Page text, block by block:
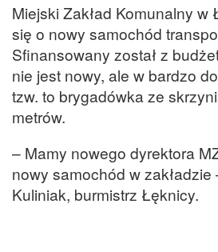
Miejski Zakład Komunalny w
się o nowy samochód
Sfinansowany został z
nie jest nowy, ale w bardzo
tzw. to brygadówka ze
metrów.
– Mamy nowego dyrektora
nowy samochód w zakładzie
Kuliniak, burmistrz Łęknicy.